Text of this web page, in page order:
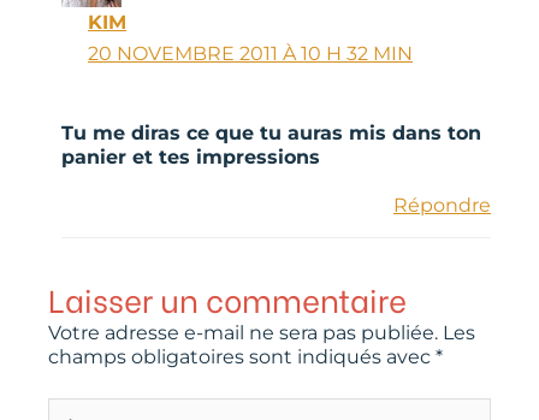
KIM
20 NOVEMBRE 2011 À 10 H 32 MIN
Tu me diras ce que tu auras mis dans ton
panier et tes impressions
Répondre
Laisser un commentaire
Votre adresse e-mail ne sera pas publiée. Les
champs obligatoires sont indiqués avec *